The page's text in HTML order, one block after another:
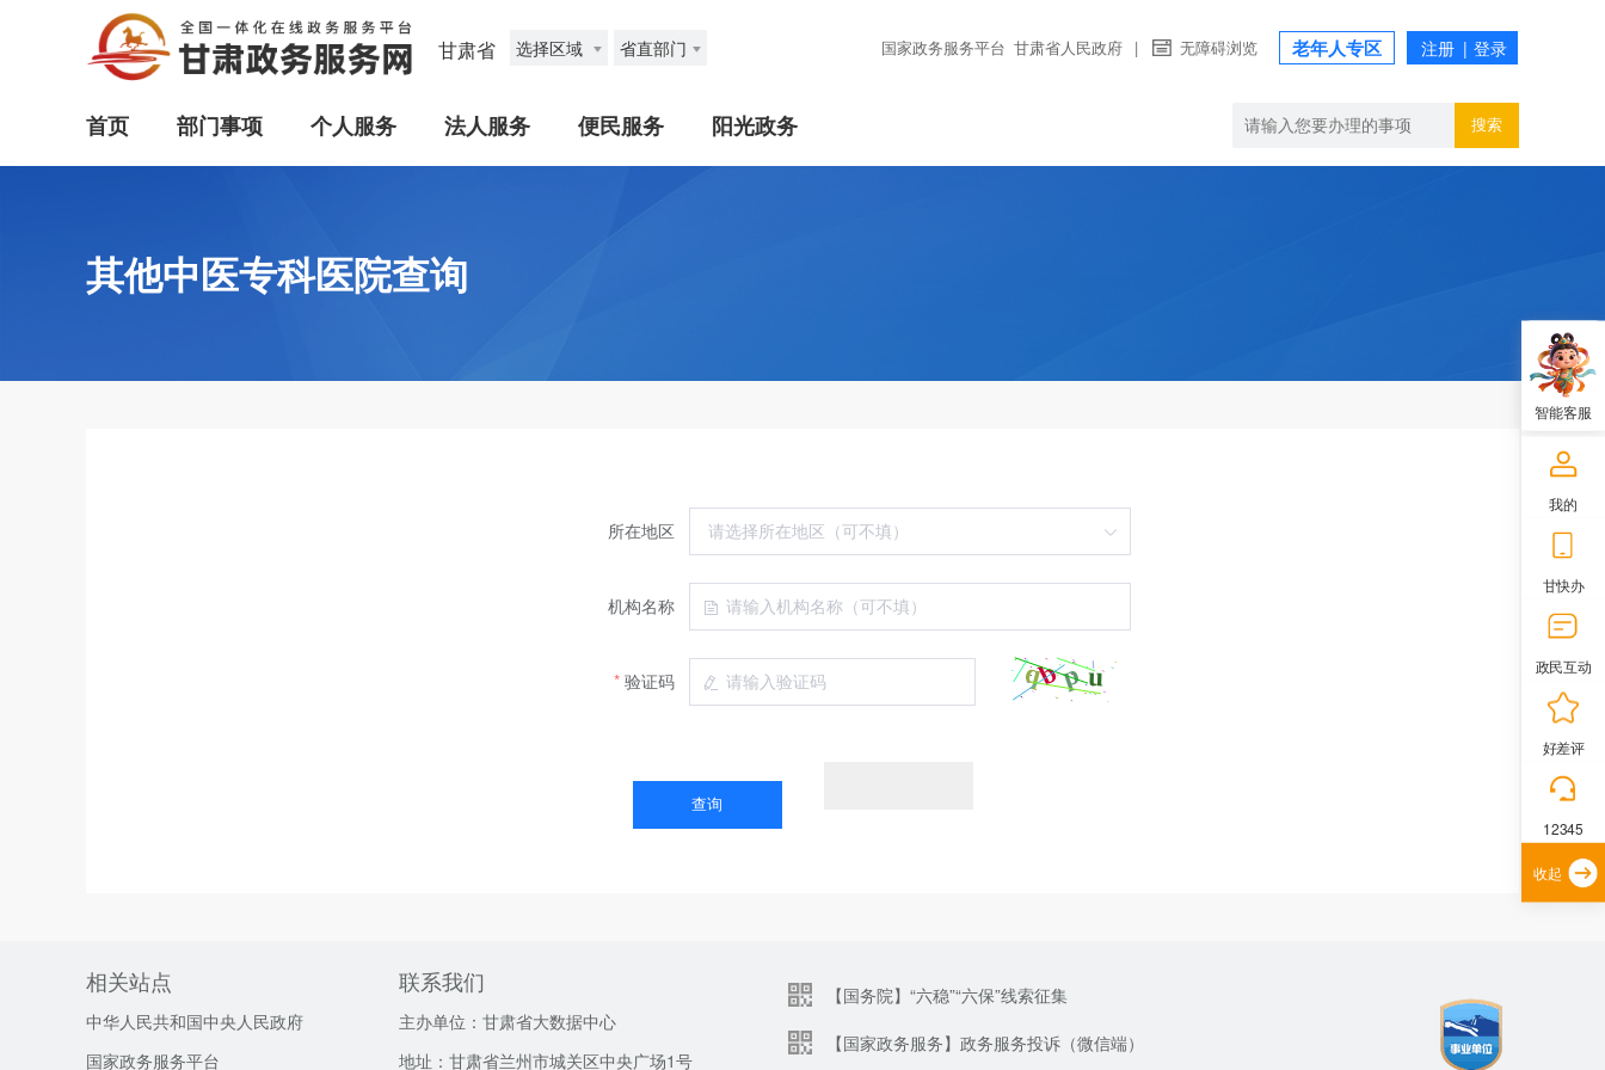
甘肃省 选择区域 省直部门 国家政务服务平台 甘肃省人民政府 | 无障碍浏览 老年人专区
首页 部门事项 个人服务 法人服务 便民服务 阳光政务 搜索
其他中医专科医院查询
所在地区
机构名称
验证码
相关站点
中华人民共和国中央人民政府
国家政务服务平台
联系我们
主办单位：甘肃省大数据中心
地址：甘肃省兰州市城关区中央广场1号
【国务院】“六稳”“六保”线索征集
【国家政务服务】政务服务投诉（微信端）
智能客服
我的
甘快办
政民互动
好差评
12345
收起